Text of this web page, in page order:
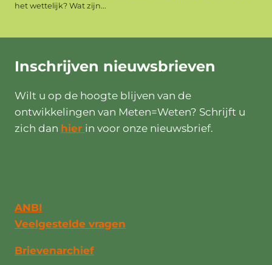
het wettelijk? Wat zijn...
Inschrijven nieuwsbrieven
Wilt u op de hoogte blijven van de
ontwikkelingen van Meten=Weten? Schrijft u
zich dan hier in voor onze nieuwsbrief.
ANBI
Veelgestelde vragen
Brievenarchief